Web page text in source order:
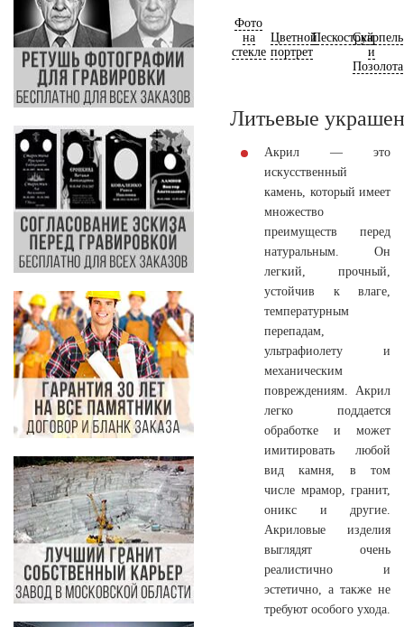
Фото
на
стекле
Цветной
портрет
ПескоструйСкарпель
и
Позолота
Литьевые
Акрил — это
искусственный
камень, который имеет
множество
преимуществ перед
натуральным. Он
легкий, прочный,
устойчив к влаге,
температурным
перепадам,
ультрафиолету и
механическим
повреждениям. Акрил
легко поддается
обработке и может
имитировать любой
вид камня, в том
числе мрамор, гранит,
оникс и другие.
Акриловые изделия
выглядят очень
реалистично и
эстетично, а также не
требуют особого ухода.